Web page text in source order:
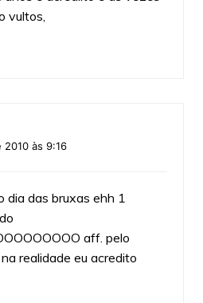
vultos,
às 9:16
dia das bruxas ehh 1
aff. pelo
realidade eu acredito